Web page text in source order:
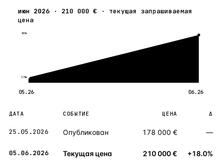
июн 2026 · 210 000 € · текущая запрашиваемая
цена
210к
178к
05.26 06.26
ДАТА СОБЫТИЕ ЦЕНА Δ
25.05.2026 Опубликован 178 000 € —
05.06.2026 Текущая цена 210 000 € +18.0%